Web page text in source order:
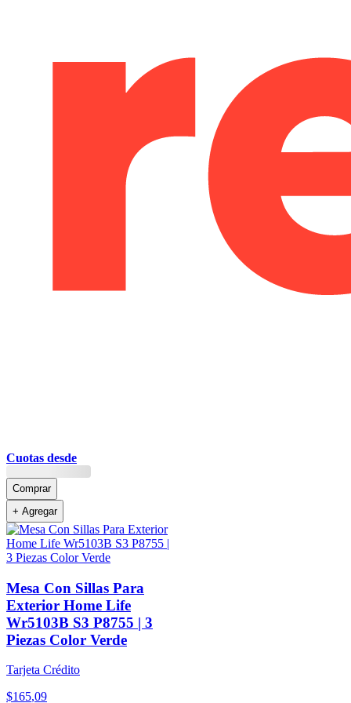
Cuotas desde
Comprar
+ Agregar
Mesa Con Sillas Para
Exterior Home Life
Wr5103B S3 P8755 | 3
Piezas Color Verde
Tarjeta Crédito
$165,09